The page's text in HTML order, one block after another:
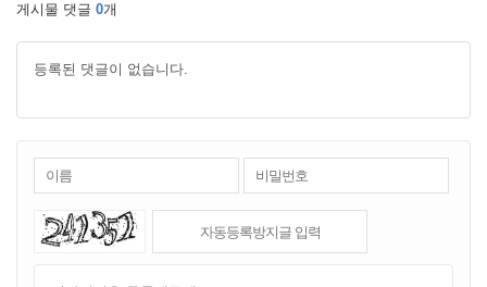
게시물 댓글 0개
등록된 댓글이 없습니다.